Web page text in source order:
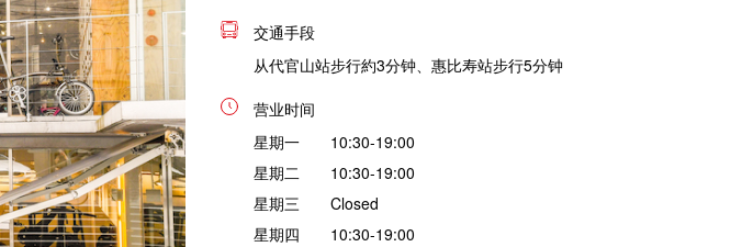
交通手段
从代官山站步行約3分钟、惠比寿站步行5分钟
营业时间
星期一 10:30-19:00
星期二 10:30-19:00
星期三 Closed
星期四 10:30-19:00